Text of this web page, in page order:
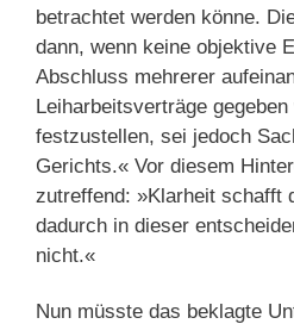
betrachtet werden könne.
dann, wenn keine objektive
Abschluss mehrerer
Leiharbeitsverträge
festzustellen, sei jedoch
Gerichts.« Vor diesem
zutreffend: »Klarheit schafft
dadurch in dieser
nicht.«
Nun müsste das beklagte